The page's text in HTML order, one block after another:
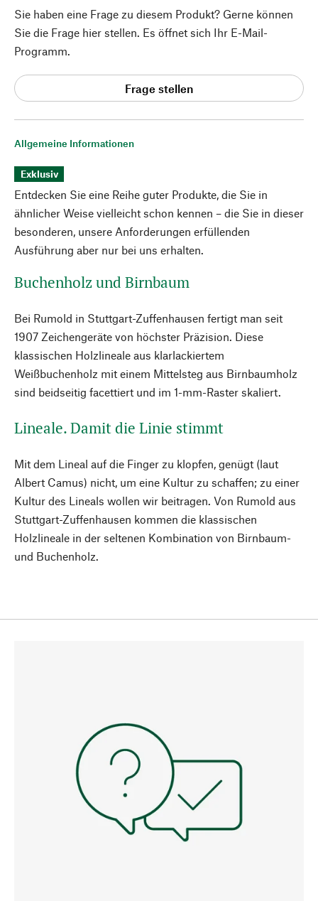
Allgemeine Informationen
Exklusiv
Entdecken Sie eine Reihe guter Produkte, die Sie in
ähnlicher Weise vielleicht schon kennen – die Sie in dieser
besonderen, unsere Anforderungen erfüllenden
Ausführung aber nur bei uns erhalten.
Buchenholz und Birnbaum
Bei Rumold in Stuttgart-Zuffenhausen fertigt man seit
1907 Zeichengeräte von höchster Präzision. Diese
klassischen Holzlineale aus klarlackiertem
Weißbuchenholz mit einem Mittelsteg aus Birnbaumholz
sind beidseitig facettiert und im 1-mm-Raster skaliert.
Lineale. Damit die Linie stimmt
Mit dem Lineal auf die Finger zu klopfen, genügt (laut
Albert Camus) nicht, um eine Kultur zu schaffen; zu einer
Kultur des Lineals wollen wir beitragen. Von Rumold aus
Stuttgart-Zuffenhausen kommen die klassischen
Holzlineale in der seltenen Kombination von Birnbaum-
und Buchenholz.
Sie haben eine Frage zu diesem Produkt? Gerne können
Sie die Frage hier stellen. Es öffnet sich Ihr E-Mail-
Programm.
Frage stellen